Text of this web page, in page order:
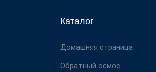
Каталог
Домашняя страница
Обратный осмос